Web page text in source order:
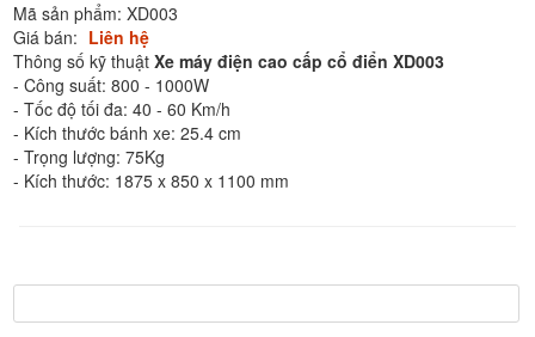
Mã sản phẩm:XD003
Giá bán: Liên hệ
Thông số kỹ thuậtXe máy điện cao cấp cổ điển XD003
- Công suất: 800 - 1000W
- Tốc độ tối đa: 40 - 60 Km/h
- Kích thước bánh xe: 25.4 cm
- Trọng lượng: 75Kg
- Kích thước: 1875 x 850 x 1100 mm